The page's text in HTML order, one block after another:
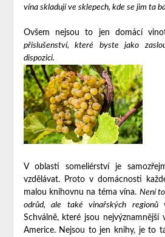
vína skladují ve sklepech, kde se jim ta
Ovšem nejsou to jen domácí
příslušenství, které byste jako
dispozici.
V oblasti someliérství je
vzdělávat. Proto v domácnosti
malou knihovnu na téma vína. Není
odrůd, ale také vinařských regionů
Schválně, které jsou nejvýznamnější
Americe. Nejsou to jen knihy, je to